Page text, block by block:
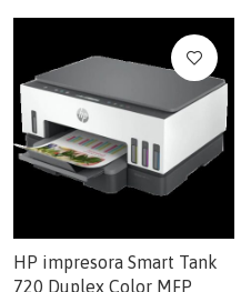
HP impresora Smart Tank
720 Duplex Color MFP